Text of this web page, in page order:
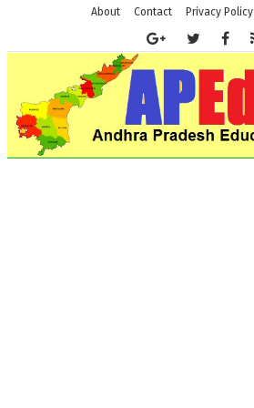
About Contact Privacy Policy